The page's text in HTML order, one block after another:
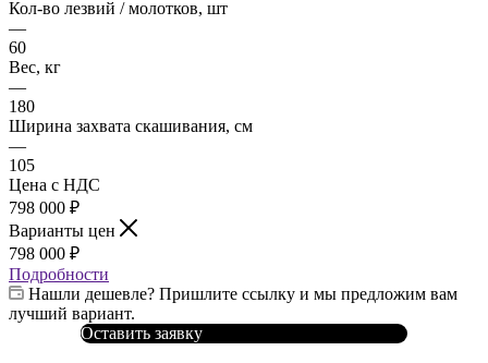
Кол-во лезвий / молотков, шт
—
60
Вес, кг
—
180
Ширина захвата скашивания, см
—
105
Цена с НДС
798 000 ₽
Варианты цен
798 000 ₽
Подробности
Нашли дешевле? Пришлите ссылку и мы предложим вам
лучший вариант.
Оставить заявку